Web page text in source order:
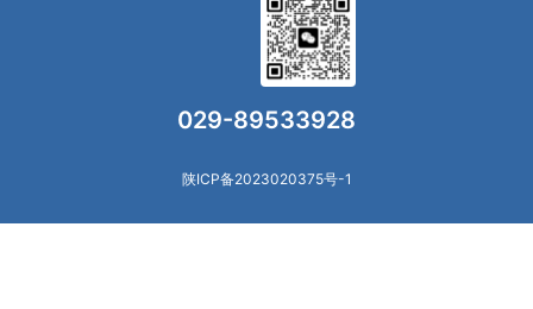
029-89533928
陕ICP备2023020375号-1